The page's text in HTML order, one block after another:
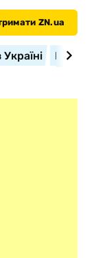
ZN.ua
Україні